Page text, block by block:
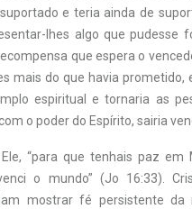
e teria ainda de
lhes algo que pudesse
que espera o
mais do que havia prometido,
espiritual e tornaria as
o poder do Espírito, sairia
“para que tenhais paz
o mundo” (Jo 16:33).
mostrar fé persistente da